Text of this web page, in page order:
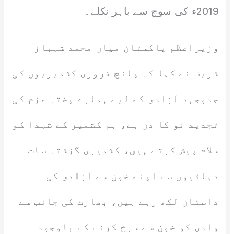
2019ء کی سوچ سے باہر نکلے۔
وزیراعظم پاکستان میاں محمد شہباز
شریف نے کہا کہ پانچ فروری کشمیریوں کی
جدوجہد آزادی کے لیے ہمارے پختہ عزم کی
تجدید نو کا دن ہے، ہم کشمیر کے شہدا کو
سلام پیش کرتے ہیں، کشمیری گزشتہ سات
دہائیوں سے اپنے خون سے آزادی کی
داستان لکھ رہے ہیں، بھارت کی جانب سے
وادی کو خون سے سرخ کرنے کے باوجود